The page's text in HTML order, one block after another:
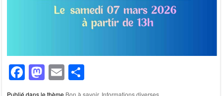
F
a
M
a
E
m ar
Publié dans le thème Bon à savoir, Informations diverses